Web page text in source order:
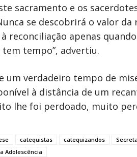
sacramento e os
se descobrirá o valor
reconciliação apenas
tempo”, advertiu.
um verdadeiro tempo de
à distância de um
lhe foi perdoado, muito
catequistas catequizandos
Adolescência